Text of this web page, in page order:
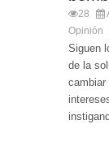
28
Opinión
Siguen
de la
cambiar